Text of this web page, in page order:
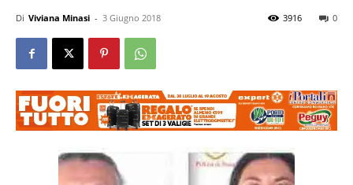
Di Viviana Minasi - 3 Giugno 2018 0
3916